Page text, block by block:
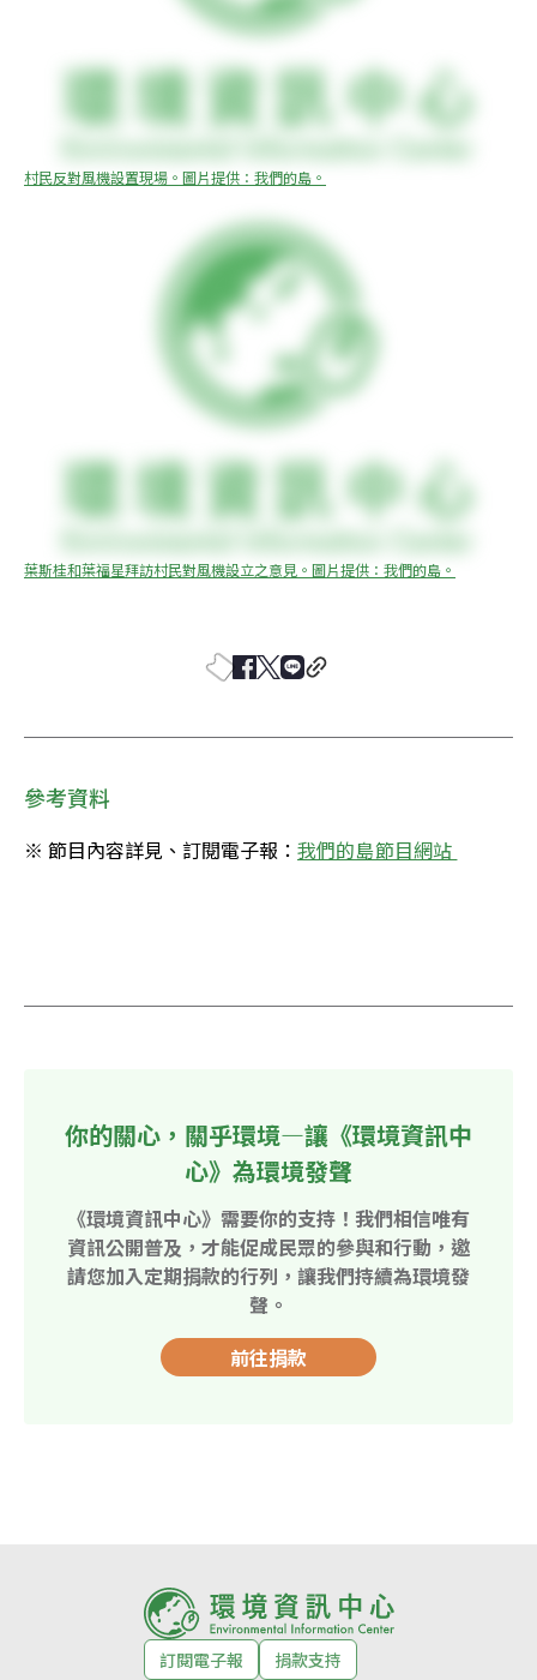
村民反對風機設置現場。圖片提供：我們的島。
葉斯桂和葉福星拜訪村民對風機設立之意見。圖片提供：我們的島。
參考資料
※ 節目內容詳見、訂閱電子報：
你的關心，關乎環境—讓《環境資訊中
心》為環境發聲
《環境資訊中心》需要你的支持！我們相信唯有
資訊公開普及，才能促成民眾的參與和行動，邀
請您加入定期捐款的行列，讓我們持續為環境發
聲。
前往捐款
訂閱電子報 捐款支持